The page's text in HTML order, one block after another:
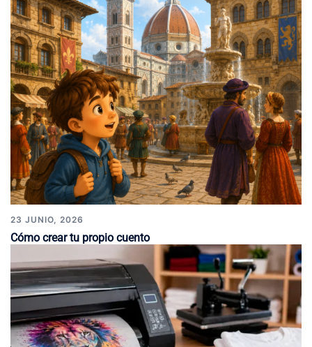
23 JUNIO, 2026
Cómo crear tu propio cuento